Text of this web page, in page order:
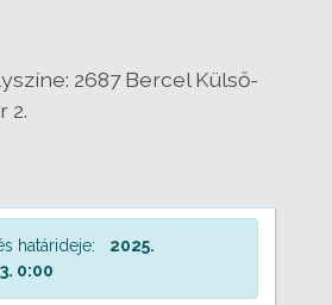
2687 Bercel Külső-
2.
határideje:
2025.
0:00